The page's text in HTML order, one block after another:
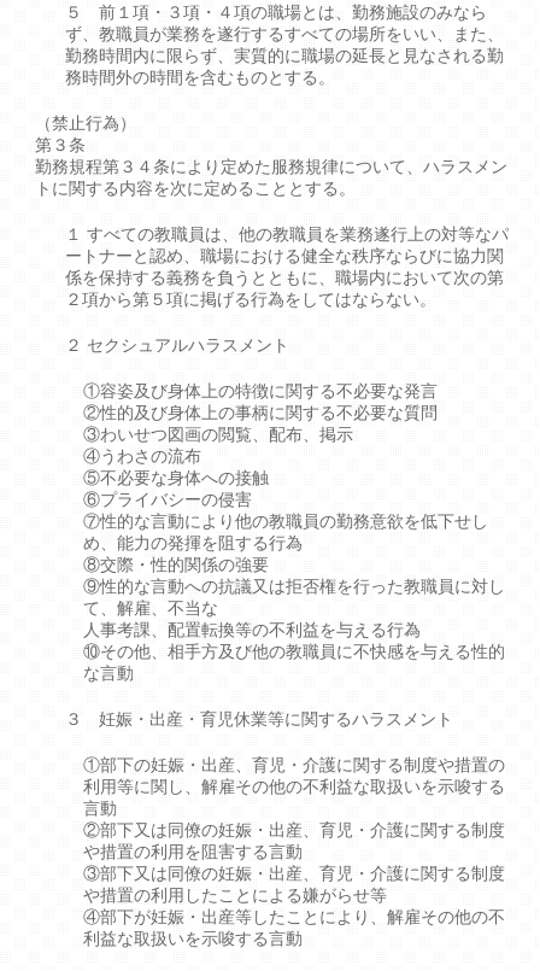
５ 前１項・３項・４項の職場とは、勤務施設のみなら
ず、教職員が業務を遂行するすべての場所をいい、また、
勤務時間内に限らず、実質的に職場の延長と見なされる勤
務時間外の時間を含むものとする。
（禁止行為）
第３条
勤務規程第３４条により定めた服務規律について、ハラスメン
トに関する内容を次に定めることとする。
１ すべての教職員は、他の教職員を業務遂行上の対等なパ
ートナーと認め、職場における健全な秩序ならびに協力関
係を保持する義務を負うとともに、職場内において次の第
２項から第５項に掲げる行為をしてはならない。
２ セクシュアルハラスメント
①容姿及び身体上の特徴に関する不必要な発言
②性的及び身体上の事柄に関する不必要な質問
③わいせつ図画の閲覧、配布、掲示
④うわさの流布
⑤不必要な身体への接触
⑥プライバシーの侵害
⑦性的な言動により他の教職員の勤務意欲を低下せし
め、能力の発揮を阻する行為
⑧交際・性的関係の強要
⑨性的な言動への抗議又は拒否権を行った教職員に対し
て、解雇、不当な
人事考課、配置転換等の不利益を与える行為
⑩その他、相手方及び他の教職員に不快感を与える性的
な言動
３ 妊娠・出産・育児休業等に関するハラスメント
①部下の妊娠・出産、育児・介護に関する制度や措置の
利用等に関し、解雇その他の不利益な取扱いを示唆する
言動
②部下又は同僚の妊娠・出産、育児・介護に関する制度
や措置の利用を阻害する言動
③部下又は同僚の妊娠・出産、育児・介護に関する制度
や措置の利用したことによる嫌がらせ等
④部下が妊娠・出産等したことにより、解雇その他の不
利益な取扱いを示唆する言動